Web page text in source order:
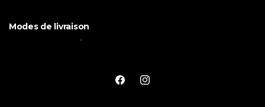
Modes de livraison
FacebookInstagram